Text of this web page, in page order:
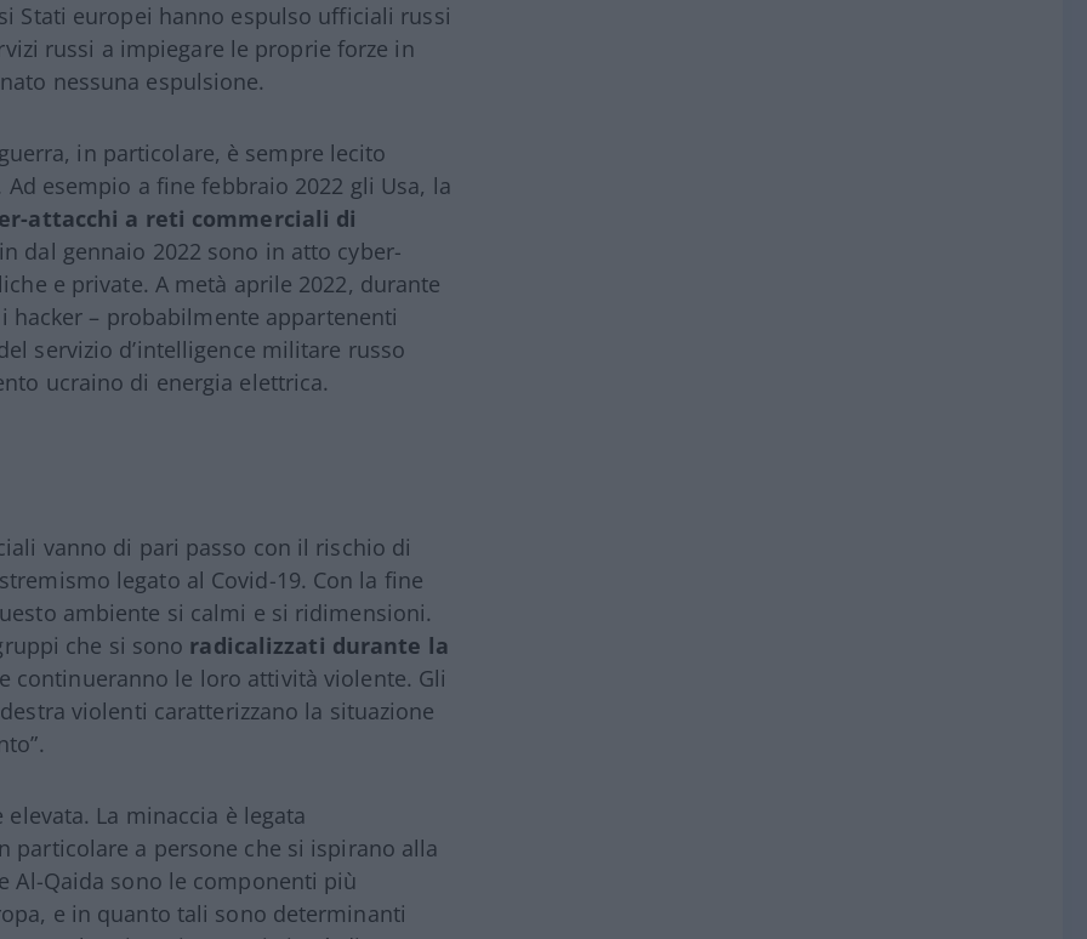
Stati europei hanno espulso ufficiali russi
russi a impiegare le proprie forze in
nessuna espulsione.
in particolare, è sempre lecito
esempio a fine febbraio 2022 gli Usa, la
attacchi a reti commerciali di
dal gennaio 2022 sono in atto cyber-
e private. A metà aprile 2022, durante
hacker – probabilmente appartenenti
servizio d’intelligence militare russo
ucraino di energia elettrica.
vanno di pari passo con il rischio di
legato al Covid-19. Con la fine
ambiente si calmi e si ridimensioni.
che si sono radicalizzati durante la
continueranno le loro attività violente. Gli
violenti caratterizzano la situazione
La minaccia è legata
particolare a persone che si ispirano alla
Al-Qaida sono le componenti più
e in quanto tali sono determinanti